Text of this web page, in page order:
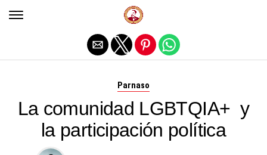
Parnaso
La comunidad LGBTQIA+ y
la participación política
Salir de la versión móvil